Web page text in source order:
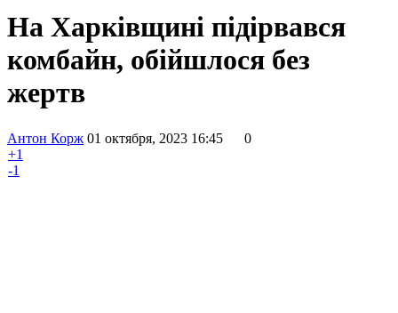
На Харківщині підірвався
комбайн, обійшлося без
жертв
Антон Корж 01 октября, 2023 16:45
0
+1
-1